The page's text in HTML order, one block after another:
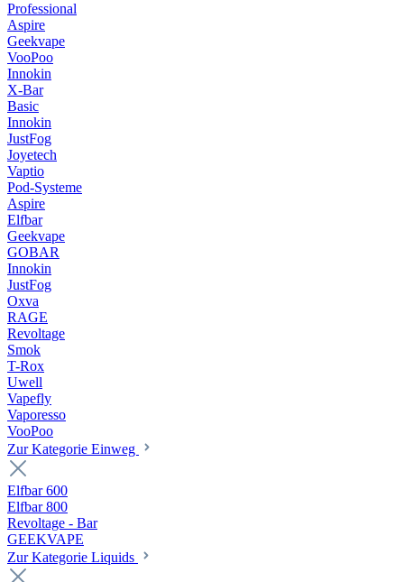
Professional
Aspire
Geekvape
VooPoo
Innokin
X-Bar
Basic
Innokin
JustFog
Joyetech
Vaptio
Pod-Systeme
Aspire
Elfbar
Geekvape
GOBAR
Innokin
JustFog
Oxva
RAGE
Revoltage
Smok
T-Rox
Uwell
Vapefly
Vaporesso
VooPoo
Zur Kategorie Einweg
Elfbar 600
Elfbar 800
Revoltage - Bar
GEEKVAPE
Zur Kategorie Liquids